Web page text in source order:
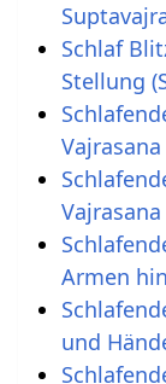
Schlaf
Stellung
Vajrasana
Vajrasana
Armen
und